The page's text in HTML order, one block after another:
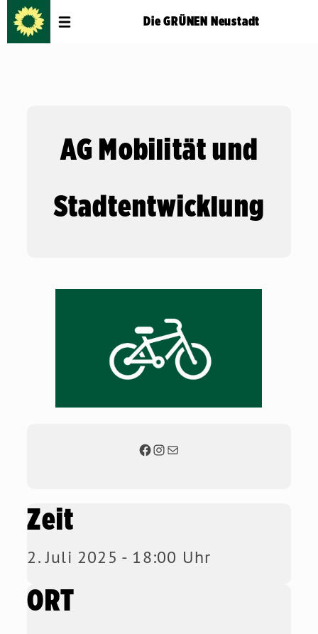
Die GRÜNEN Neustadt
AG Mobilität und
Stadtentwicklung
Zeit
2. Juli 2025 - 18:00 Uhr
ORT